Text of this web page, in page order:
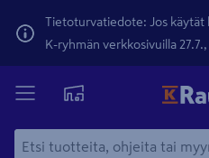
Tietoturvatiedote: Jos käytät
K-ryhmän verkkosivuilla 27.7.,